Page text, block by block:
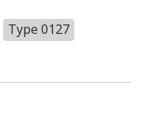
Type 0127